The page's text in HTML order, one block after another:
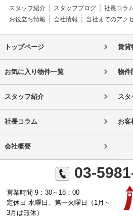
スタッフ紹介 スタッフブログ 社長コラ
お役立ち情報
会社情報 当社までのアク
トップページ 賃貸
お気に入り物件一覧 物件
スタッフ紹介 スタ
社長コラム お客
会社概要
03-
営業時間 9：30～18：00
定休日 水曜日、第一火曜日（1月～
3月は無休）